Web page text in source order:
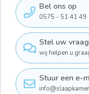
Bel ons op
0575 - 51 41 49
Stel uw vraag
wij helpen u
Stuur een e-